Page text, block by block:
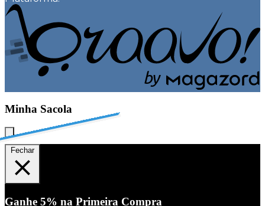
by
Minha Sacola
Fechar
Ganhe 5% na Primeira Compra